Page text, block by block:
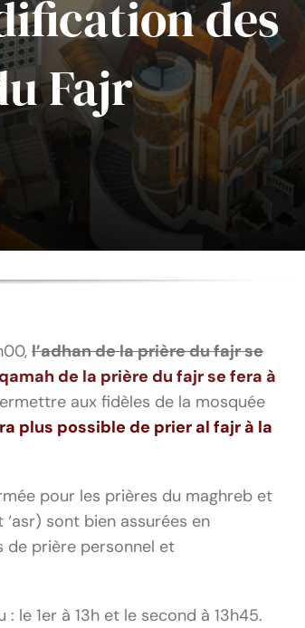
des
Fajr
l’adhan de la prière du fajr se
de la prière du fajr se fera à
aux fidèles de la mosquée
plus possible de prier al fajrà la
pour les prières du maghreb et
sont bien assurées en
de prière personnel et
le 1er à 13h et le second à 13h45.